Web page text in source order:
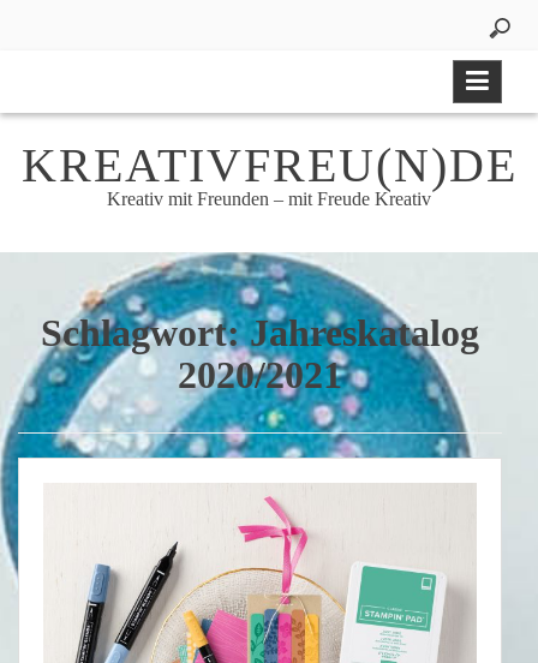
KREATIVFREU(N)DE
Kreativ mit Freunden – mit Freude Kreativ
Schlagwort:Jahreskatalog
2020/2021